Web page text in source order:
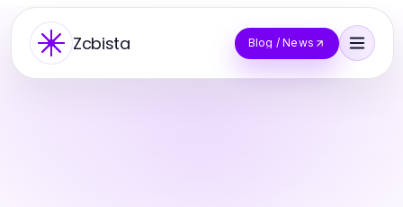
Zcbista Blog / News